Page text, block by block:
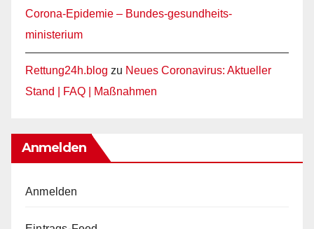
Corona-Epidemie – Bundes-gesundheits-
ministerium
Rettung24h.blog zu Neues Coronavirus: Aktueller
Stand | FAQ | Maßnahmen
Anmelden
Anmelden